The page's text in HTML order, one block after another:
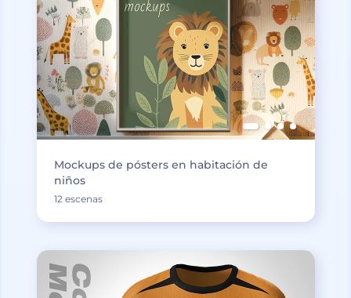
Mockups de pósters en habitación de
niños
12 escenas